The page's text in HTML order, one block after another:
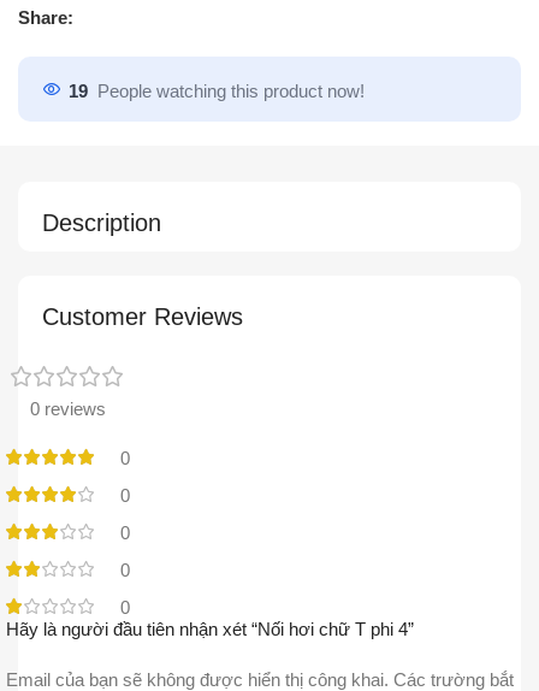
Share:
19 People watching this product now!
Description
Customer Reviews
0 reviews
0
0
0
0
0
Hãy là người đầu tiên nhận xét “Nối hơi chữ T phi 4”
Email của bạn sẽ không được hiển thị công khai. Các trường bắt